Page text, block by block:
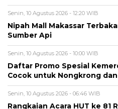
Cocok untuk Nongkrong dan
Senin, 10 Agustus 2026 - 06:46 WIB
Rangkaian Acara HUT ke 81
Ada Pesta Rakyat hingga
Minggu, 9 Agustus 2026 - 15:15 WIB
Nama Febrio Adiono Muncul
Kejagung Ungkap Status